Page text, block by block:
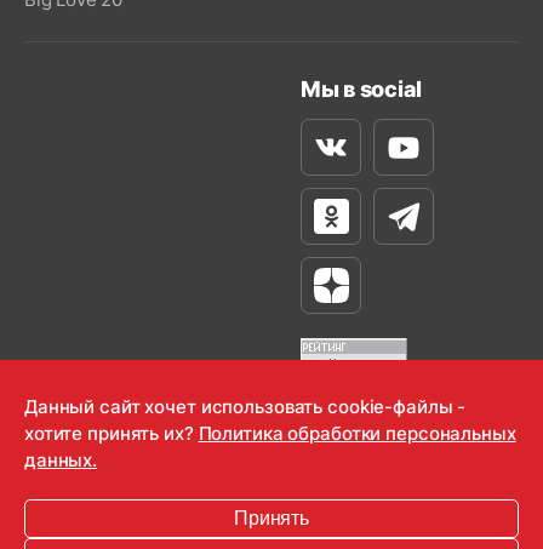
Мы в social
ВконтактеYoutube
Одноклассники
Телеграм
Яндекс Дзен
OOO "Радио-Любовь" 2000-2026
Данный сайт хочет использовать cookie-файлы -
хотите принять их? Политика обработки персональных
данных.
Принять